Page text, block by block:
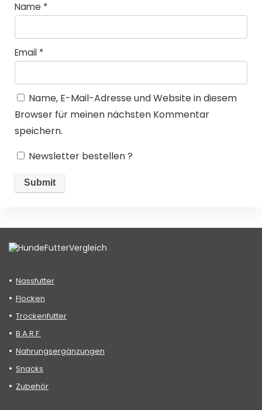
Name *
Email *
Name, E-Mail-Adresse und Website in diesem
Browser für meinen nächsten Kommentar
speichern.
Newsletter bestellen ?
Nassfutter
Flocken
Trockenfutter
B.A.R.F.
Nahrungsergänzungen
Snacks
Zubehör